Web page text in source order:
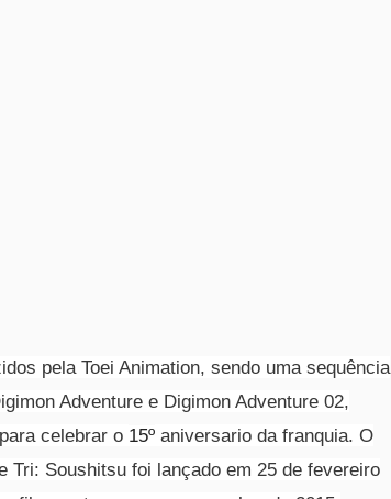
pela Toei Animation, sendo uma sequência
Adventure e Digimon Adventure 02,
celebrar o 15º aniversario da franquia. O
Tri: Soushitsu foi lançado em 25 de fevereiro